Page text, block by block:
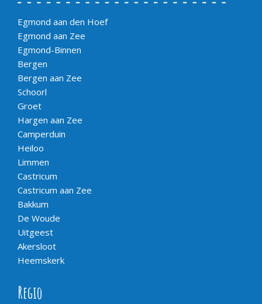
Egmond aan den Hoef
Egmond aan Zee
Egmond-Binnen
Bergen
Bergen aan Zee
Schoorl
Groet
Hargen aan Zee
Camperduin
Heiloo
Limmen
Castricum
Castricum aan Zee
Bakkum
De Woude
Uitgeest
Akersloot
Heemskerk
Regio